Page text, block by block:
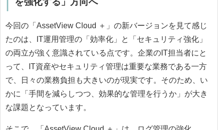
今回の「AssetView Cloud ＋」の新バージョンを見て感じ
たのは、IT運用管理の「効率化」と「セキュリティ強化」
の両立が強く意識されている点です。企業のIT担当者にと
って、IT資産やセキュリティ管理は重要な業務である一方
で、日々の業務負担も大きいのが現実です。そのため、い
かに「手間を減らしつつ、効果的な管理を行うか」が大き
な課題となっています。